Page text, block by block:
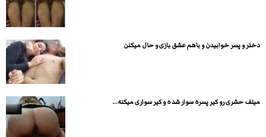
دختر و پسر خوابیدن و باهم عشق بازی و حال میکنن
میلف حشری رو کیر پسره سوار شده و کیر سواری میکنه...